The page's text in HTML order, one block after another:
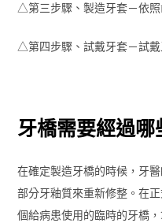
△第三步驟、製造牙套－依照
△第四步驟、試戴牙套－試戴
牙橋需要經過哪
在確定製造牙橋的時候，牙
部分牙釉質來重新修整。在
個給病患使用的臨時的牙橋